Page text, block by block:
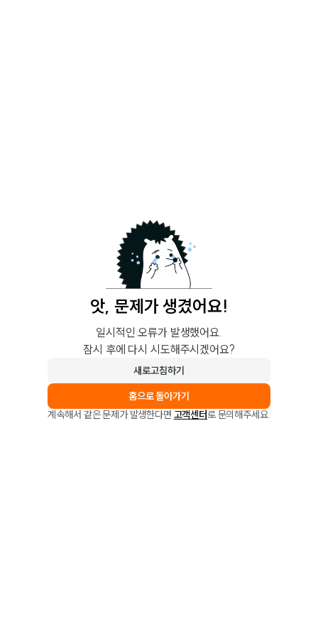
앗, 문제가 생겼어요!
일시적인 오류가 발생했어요.
잠시 후에 다시 시도해주시겠어요?
새로고침하기
홈으로 돌아가기
계속해서 같은 문제가 발생한다면 고객센터로 문의해주세요.